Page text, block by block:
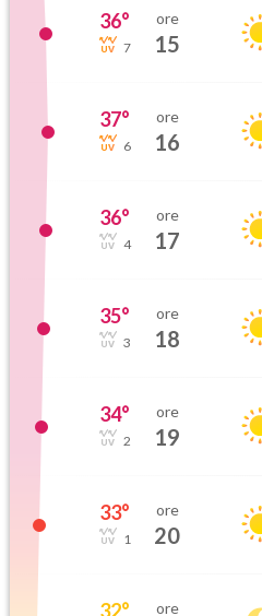
36°
7
ore
15
37°
6
ore
16
36°
4
ore
17
35°
3
ore
18
34°
2
ore
19
33°
1
ore
20
32° ore